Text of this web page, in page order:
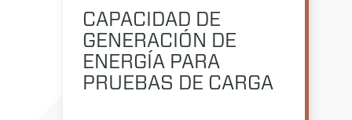
CAPACIDAD DE
GENERACIÓN DE
ENERGÍA PARA
PRUEBAS DE CARGA